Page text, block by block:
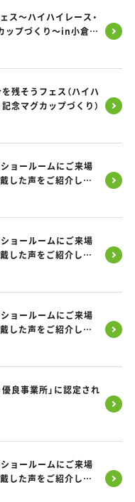
ス～ハイハイレース・
ップづくり～in小倉北
残そうフェス（ハイハ
念マグカップづくり）
ョールームにご来場
した声をご紹介しま
ョールームにご来場
した声をご紹介しま
ョールームにご来場
した声をご紹介しま
良事業所」に認定され
ョールームにご来場
した声をご紹介しま